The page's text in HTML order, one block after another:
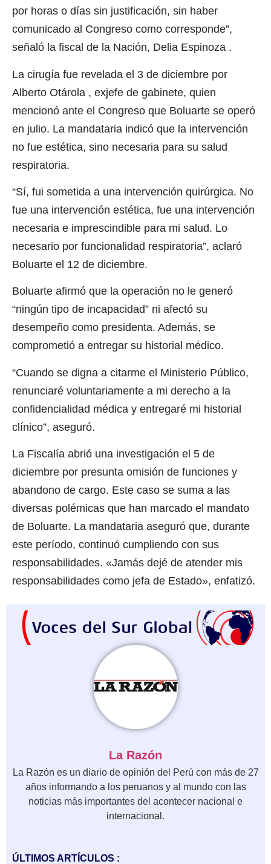
por horas o días sin justificación, sin haber
comunicado al Congreso como corresponde”,
señaló la fiscal de la Nación, Delia Espinoza .
La cirugía fue revelada el 3 de diciembre por
Alberto Otárola , exjefe de gabinete, quien
mencionó ante el Congreso que Boluarte se operó
en julio. La mandataria indicó que la intervención
no fue estética, sino necesaria para su salud
respiratoria.
“Sí, fui sometida a una intervención quirúrgica. No
fue una intervención estética, fue una intervención
necesaria e imprescindible para mi salud. Lo
necesario por funcionalidad respiratoria”, aclaró
Boluarte el 12 de diciembre.
Boluarte afirmó que la operación no le generó
“ningún tipo de incapacidad” ni afectó su
desempeño como presidenta. Además, se
comprometió a entregar su historial médico.
“Cuando se digna a citarme el Ministerio Público,
renunciaré voluntariamente a mi derecho a la
confidencialidad médica y entregaré mi historial
clínico”, aseguró.
La Fiscalía abrió una investigación el 5 de
diciembre por presunta omisión de funciones y
abandono de cargo. Este caso se suma a las
diversas polémicas que han marcado el mandato
de Boluarte. La mandataria aseguró que, durante
este período, continuó cumpliendo con sus
responsabilidades. «Jamás dejé de atender mis
responsabilidades como jefa de Estado», enfatizó.
La Razón
La Razón es un diario de opinión del Perú con más de 27
años informando a los peruanos y al mundo con las
noticias más importantes del acontecer nacional e
internacional.
ÚLTIMOS ARTÍCULOS :